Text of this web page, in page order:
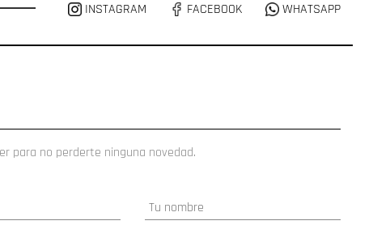
INSTAGRAM FACEBOOK WHATSAPP
para no perderte ninguna novedad.